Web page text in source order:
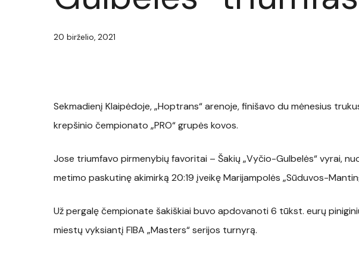
20 birželio, 2021
Sekmadienį Klaipėdoje, „Hoptrans“ arenoje, finišavo du mėnesius
krepšinio čempionato „PRO“ grupės kovos.
Jose triumfavo pirmenybių favoritai – Šakių „Vyčio-Gulbelės“ vyrai,
metimo paskutinę akimirką 20:19 įveikę Marijampolės „Sūduvos-
Už pergalę čempionate šakiškiai buvo apdovanoti 6 tūkst. eurų
miestų vyksiantį FIBA „Masters“ serijos turnyrą.